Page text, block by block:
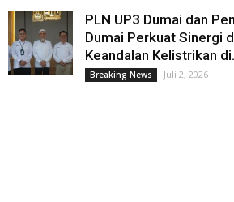
PLN UP3 Dumai dan
Dumai Perkuat Sinergi
Keandalan Kelistrikan
Breaking News Juli 2, 2026